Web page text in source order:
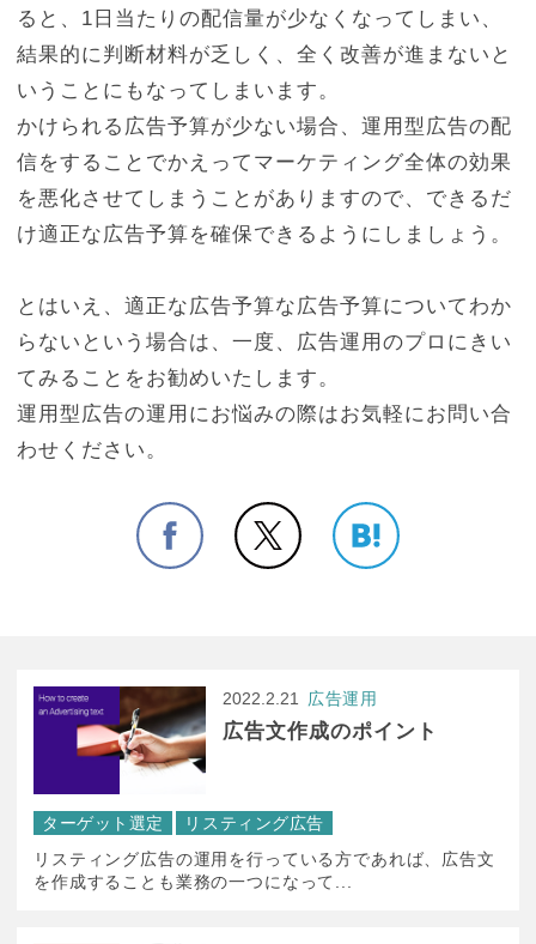
ると、1日当たりの配信量が少なくなってしまい、
結果的に判断材料が乏しく、全く改善が進まないと
いうことにもなってしまいます。
かけられる広告予算が少ない場合、運用型広告の配
信をすることでかえってマーケティング全体の効果
を悪化させてしまうことがありますので、できるだ
け適正な広告予算を確保できるようにしましょう。
とはいえ、適正な広告予算な広告予算についてわか
らないという場合は、一度、広告運用のプロにきい
てみることをお勧めいたします。
運用型広告の運用にお悩みの際はお気軽にお問い合
わせください。
2022.2.21 広告運用
広告文作成のポイント
ターゲット選定
リスティング広告
リスティング広告の運用を行っている方であれば、広告文
を作成することも業務の一つになって...